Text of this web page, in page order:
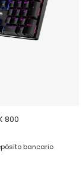
800
bancario